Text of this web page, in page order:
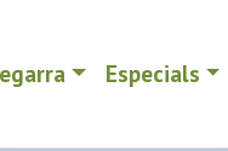
Especials